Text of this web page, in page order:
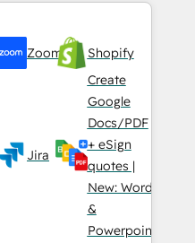
Zoom Shopify
Jira
Create
Google
Docs/PDF
+ eSign
quotes |
New: Word
&
Powerpoint